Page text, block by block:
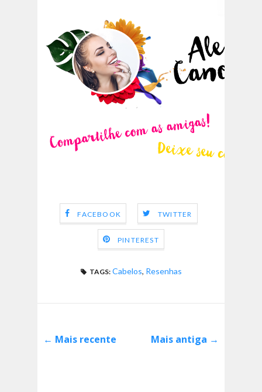
FACEBOOK TWITTER
PINTEREST
TAGS: Cabelos, Resenhas
← Mais recente Mais antiga →